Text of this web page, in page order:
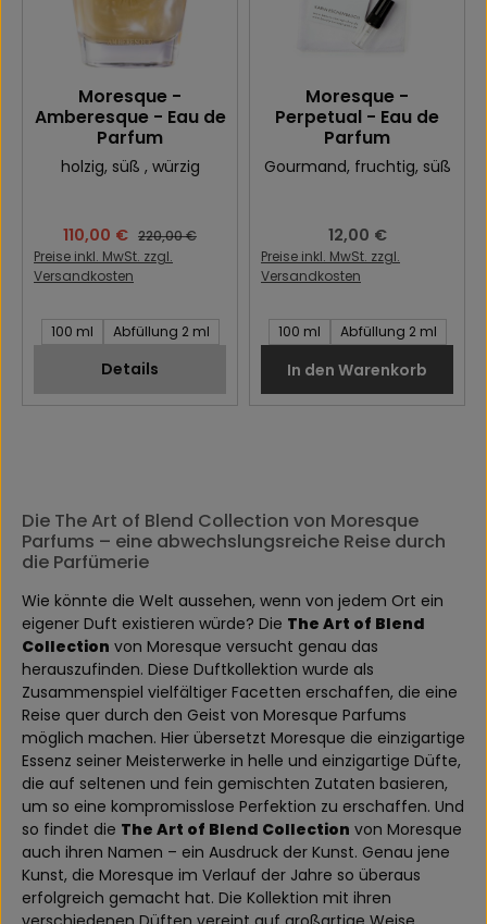
Moresque -
Amberesque - Eau de
Parfum
holzig, süß , würzig
Verkaufspreis:
110,00 € Regulärer Preis:
220,00 €
Preise inkl. MwSt. zzgl.
Versandkosten
Inhalt des Artikel:
100 ml Abfüllung 2 ml
Details
Moresque -
Perpetual - Eau de
Parfum
Gourmand, fruchtig, süß
Regulärer Preis:
12,00 €
Preise inkl. MwSt. zzgl.
Versandkosten
Inhalt des Artikel:
100 ml Abfüllung 2 ml
In den Warenkorb
Die The Art of Blend Collection von Moresque
Parfums – eine abwechslungsreiche Reise durch
die Parfümerie
Wie könnte die Welt aussehen, wenn von jedem Ort ein
eigener Duft existieren würde? Die The Art of Blend
Collection von Moresque versucht genau das
herauszufinden. Diese Duftkollektion wurde als
Zusammenspiel vielfältiger Facetten erschaffen, die eine
Reise quer durch den Geist von Moresque Parfums
möglich machen. Hier übersetzt Moresque die einzigartige
Essenz seiner Meisterwerke in helle und einzigartige Düfte,
die auf seltenen und fein gemischten Zutaten basieren,
um so eine kompromisslose Perfektion zu erschaffen. Und
so findet die The Art of Blend Collection von Moresque
auch ihren Namen – ein Ausdruck der Kunst. Genau jene
Kunst, die Moresque im Verlauf der Jahre so überaus
erfolgreich gemacht hat. Die Kollektion mit ihren